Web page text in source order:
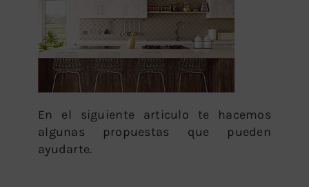
En el siguiente articulo te hacemos
algunas propuestas que pueden
ayudarte.